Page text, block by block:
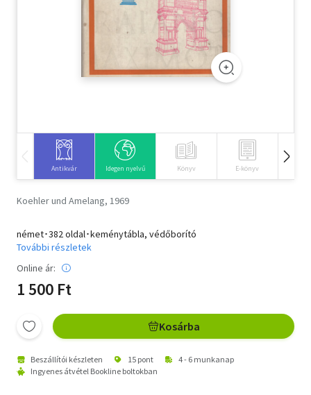
Természettudomány
Vallás
Antikvár Idegen nyelvű Könyv E-könyv
Koehler und Amelang, 1969
német･382 oldal･keménytábla, védőborító
További részletek
Online ár:
1 500 Ft
Kosárba
Beszállítói készleten 15 pont
4 - 6 munkanap
Ingyenes átvétel Bookline boltokban